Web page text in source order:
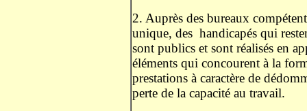
2. Auprès des bureaux
unique, des handicapés qui
sont publics et sont réalisés en
éléments qui concourent à la
prestations à caractère de
perte de la capacité au travail.